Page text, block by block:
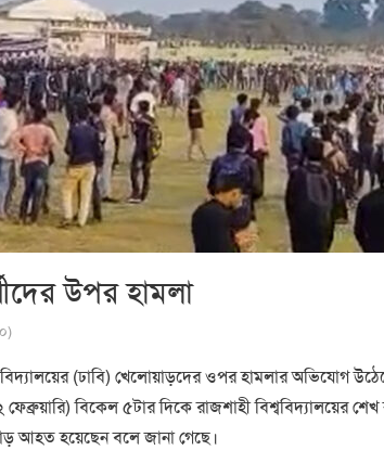
উপর হামলা
(ঢাবি) খেলোয়াড়দের ওপর হামলার অভিযোগ
ফেব্রুয়ারি) বিকেল ৫টার দিকে রাজশাহী বিশ্ববিদ্যালয়ের
আহত হয়েছেন বলে জানা গেছে।